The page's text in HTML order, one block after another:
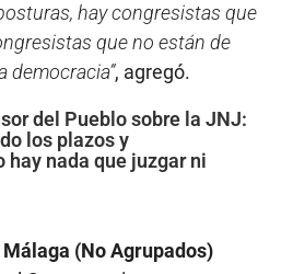
hay congresistas que
que no están de
democracia”, agregó.
del Pueblo sobre la JNJ:
los plazos y
hay nada que juzgar ni
Málaga (No Agrupados)